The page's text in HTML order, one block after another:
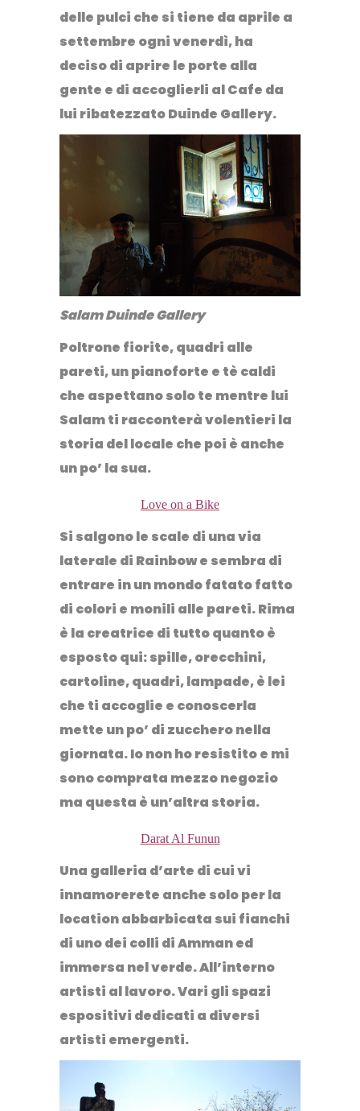
delle pulci che si tiene da aprile a
settembre ogni venerdì, ha
deciso di aprire le porte alla
gente e di accoglierli al Cafe da
lui ribatezzato Duinde Gallery.
Salam Duinde Gallery
Poltrone fiorite, quadri alle
pareti, un pianoforte e tè caldi
che aspettano solo te mentre lui
Salam ti racconterà volentieri la
storia del locale che poi è anche
un po’ la sua.
Love on a Bike
Si salgono le scale di una via
laterale di Rainbow e sembra di
entrare in un mondo fatato fatto
di colori e monili alle pareti. Rima
è la creatrice di tutto quanto è
esposto qui: spille, orecchini,
cartoline, quadri, lampade, è lei
che ti accoglie e conoscerla
mette un po’ di zucchero nella
giornata. Io non ho resistito e mi
sono comprata mezzo negozio
ma questa è un’altra storia.
Darat Al Funun
Una galleria d’arte di cui vi
innamorerete anche solo per la
location abbarbicata sui fianchi
di uno dei colli di Amman ed
immersa nel verde. All’interno
artisti al lavoro. Vari gli spazi
espositivi dedicati a diversi
artisti emergenti.